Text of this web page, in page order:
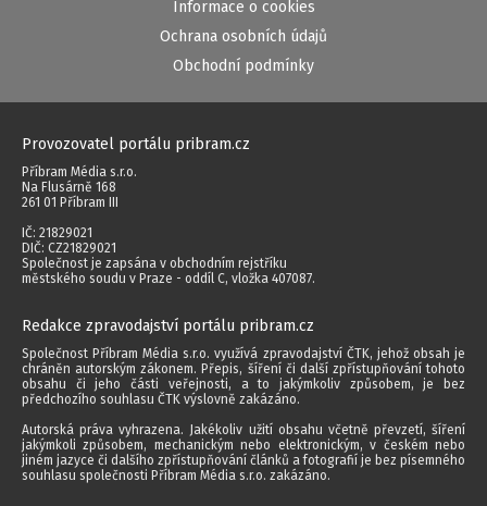
Informace o cookies
Ochrana osobních údajů
Obchodní podmínky
Provozovatel portálu pribram.cz
Příbram Média s.r.o.
Na Flusárně 168
261 01 Příbram III
IČ: 21829021
DIČ: CZ21829021
Společnost je zapsána v obchodním rejstříku
městského soudu v Praze - oddíl C, vložka 407087.
Redakce zpravodajství portálu pribram.cz
Společnost Příbram Média s.r.o. využívá zpravodajství ČTK, jehož obsah je
chráněn autorským zákonem. Přepis, šíření či další zpřístupňování tohoto
obsahu či jeho části veřejnosti, a to jakýmkoliv způsobem, je bez
předchozího souhlasu ČTK výslovně zakázáno.
Autorská práva vyhrazena. Jakékoliv užití obsahu včetně převzetí, šíření
jakýmkoli způsobem, mechanickým nebo elektronickým, v českém nebo
jiném jazyce či dalšího zpřístupňování článků a fotografií je bez písemného
souhlasu společnosti Příbram Média s.r.o. zakázáno.